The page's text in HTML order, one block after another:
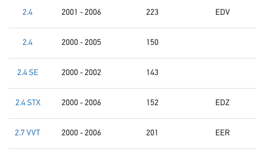
2.4 2001 - 2006 223 EDV
2.4 2000 - 2005 150
2.4 SE 2000 - 2002 143
2.4 STX 2000 - 2006 152 EDZ
2.7 VVT 2000 - 2006 201 EER